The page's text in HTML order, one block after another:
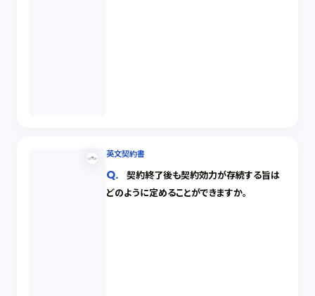
英文契約書
契約終了後も契約効力が存続する旨は
どのように定めることができますか。